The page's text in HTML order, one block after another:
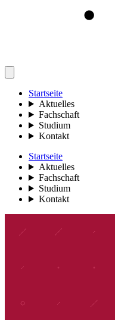
Startseite
Aktuelles
Fachschaft
Studium
Kontakt
Startseite
Aktuelles
Fachschaft
Studium
Kontakt